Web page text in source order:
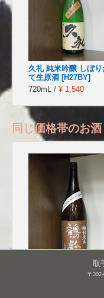
久礼 純米吟醸 しぼり
て生原酒 [H27BY]
720mL / ¥ 1,540
同じ価格帯のお酒
鶴齢 特別純米酒 山田
取
〒